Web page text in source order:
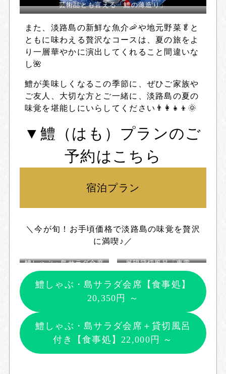
芸術品とも言える「鱧の薄造り」
また、淡路島の新鮮な魚介🦐や地元野菜🥬と
ともに味わえる贅沢なコースは、夏の旅をよ
り一層華やかに演出してくれること間違いな
し🌺
鱧が美味しくなるこの季節に、ぜひご家族や
ご友人、大切な方とご一緒に、淡路島の夏の
味覚を堪能しにいらしてください👨‍👩‍👧‍👦🌞
▼鱧（はも）プランのご
予約はこちら
宿泊プラン
＼今が旬！お手頃価格で淡路島の味覚を贅沢
に満喫♪／
鱧しゃぶ・島サラダ会席
展望貸切風呂「東雲」
大きな窓からは海の青と
空の青がいっぱいに広が
っています。
鱧しゃぶ・島サラダ会席【食事処】
20,350円 ～
鱧しゃぶ・島サラダ会席＋貸切風呂
付き【食事処】 22,000円 ～